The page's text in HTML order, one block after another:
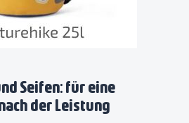
Seifen: für eine
der Leistung